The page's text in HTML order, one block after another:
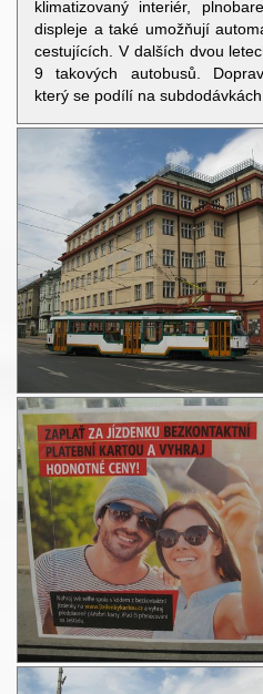
klimatizovaný interiér,
displeje a také umožňují
cestujících. V dalších dvou
9 takových autobusů.
který se podílí na subdodávkách